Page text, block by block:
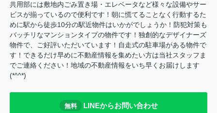
共用部には敷地内ごみ置き場・エレベータなど様々な設備やサー
ビスが揃っているので便利です！朝に慌てることなく行動するた
めに駅から徒歩10分の駅近物件はいかがでしょうか！防犯対策も
バッチリなマンションタイプの物件です！独創的なデザイナーズ
物件で、ご好評いただいています！自走式の駐車場がある物件で
す！できるだけ早めに不動産情報を集めたい方は当社スタッフま
でご連絡ください！地域の不動産情報をいち早くお届けします
(*^^*)
無料 LINEからお問い合わせ